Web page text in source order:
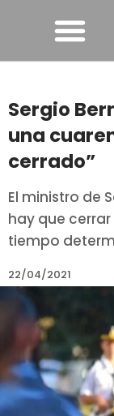
Sergio
una
cerrado”
El ministro de
hay que
tiempo
22/04/2021